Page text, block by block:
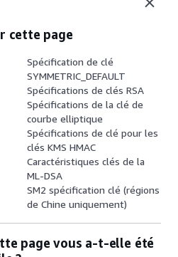
cette page
Spécification de clé
SYMMETRIC_DEFAULT
Spécifications de clés RSA
Spécifications de la clé de
courbe elliptique
Spécifications de clé pour les
clés KMS HMAC
Caractéristiques clés de la
ML-DSA
SM2 spécification clé (régions
de Chine uniquement)
page vous a-t-elle été